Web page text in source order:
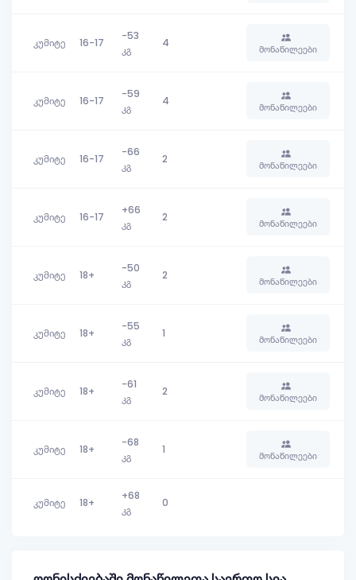
კუმიტე 16-17
-53
კგ
4 მონაწილეები
კუმიტე 16-17
-59
კგ
4 მონაწილეები
კუმიტე 16-17
-66
კგ
2 მონაწილეები
კუმიტე 16-17
+66
კგ
2 მონაწილეები
კუმიტე 18+
-50
კგ
2 მონაწილეები
კუმიტე 18+
-55
კგ
1 მონაწილეები
კუმიტე 18+
-61
კგ
2 მონაწილეები
კუმიტე 18+
-68
კგ
1 მონაწილეები
კუმიტე 18+
+68
კგ
0